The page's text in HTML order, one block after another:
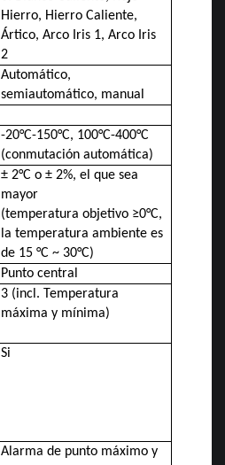
Hierro, Hierro Caliente,
Ártico, Arco Iris 1, Arco Iris
2
Automático,
semiautomático, manual
-20°C-150°C, 100°C-400°C
(conmutación automática)
± 2°C o ± 2%, el que sea
mayor
(temperatura objetivo ≥0°C,
la temperatura ambiente es
de 15 °C ~ 30°C)
Punto central
3 (incl. Temperatura
máxima y mínima)
Si
Alarma de punto máximo y